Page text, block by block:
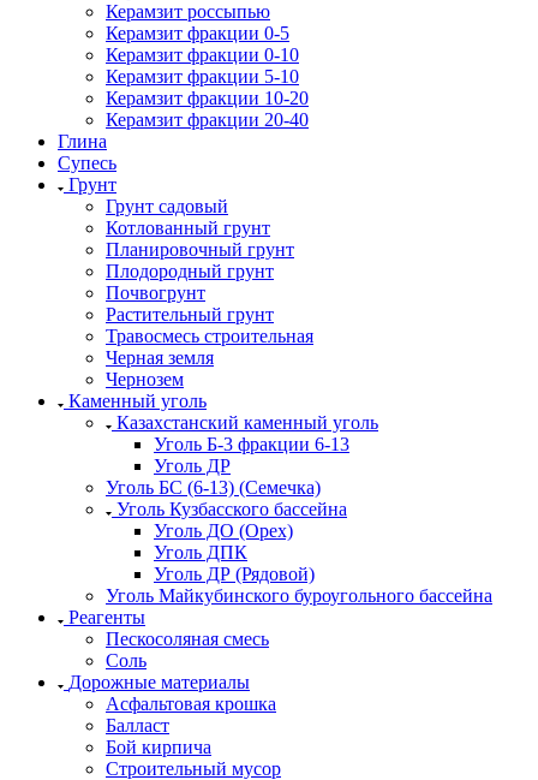
Керамзит россыпью
Керамзит фракции 0-5
Керамзит фракции 0-10
Керамзит фракции 5-10
Керамзит фракции 10-20
Керамзит фракции 20-40
Глина
Супесь
Грунт
Грунт садовый
Котлованный грунт
Планировочный грунт
Плодородный грунт
Почвогрунт
Растительный грунт
Травосмесь строительная
Черная земля
Чернозем
Каменный уголь
Казахстанский каменный уголь
Уголь Б-3 фракции 6-13
Уголь ДР
Уголь БС (6-13) (Семечка)
Уголь Кузбасского бассейна
Уголь ДО (Орех)
Уголь ДПК
Уголь ДР (Рядовой)
Уголь Майкубинского буроугольного бассейна
Реагенты
Пескосоляная смесь
Соль
Дорожные материалы
Асфальтовая крошка
Балласт
Бой кирпича
Строительный мусор